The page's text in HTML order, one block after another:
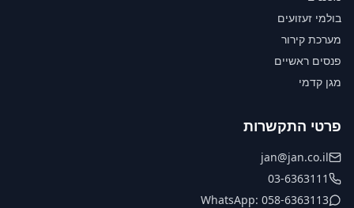
בולמי זעזועים
מערכת קירור
פנסים ראשיים
מגן קדמי
פרטי התקשרות
jan@jan.co.il
03-6363111
WhatsApp: 058-6363113